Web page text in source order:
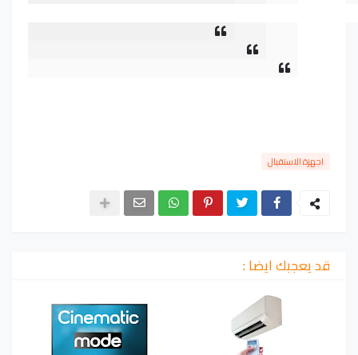
اجهزة الاستقبال
قد يعجبك ايضا :